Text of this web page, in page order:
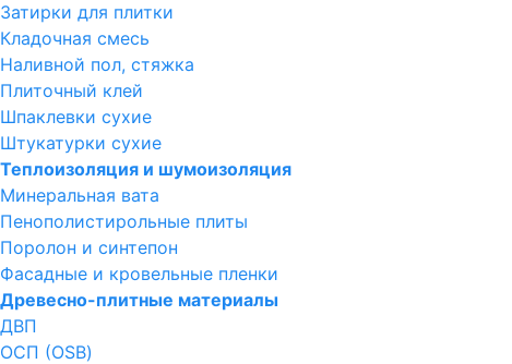
Затирки для плитки
Кладочная смесь
Наливной пол, стяжка
Плиточный клей
Шпаклевки сухие
Штукатурки сухие
Теплоизоляция и шумоизоляция
Минеральная вата
Пенополистирольные плиты
Поролон и синтепон
Фасадные и кровельные пленки
Древесно-плитные материалы
ДВП
ОСП (OSB)